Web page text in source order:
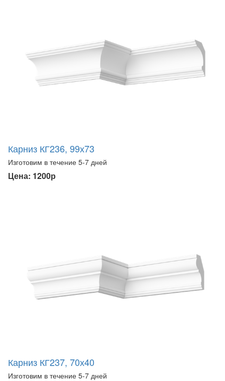
Карниз КГ236, 99х73
Изготовим в течение 5-7 дней
Цена: 1200р
Карниз КГ237, 70х40
Изготовим в течение 5-7 дней